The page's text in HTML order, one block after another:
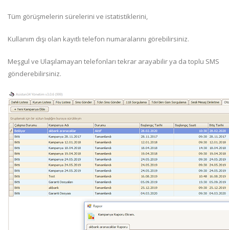
Tüm görüşmelerin sürelerini ve istatistiklerini,
Kullanım dışı olan kayıtlı telefon numaralarını görebilirsiniz.
Meşgul ve Ulaşılamayan telefonları tekrar arayabilir ya da toplu SMS
gönderebilirsiniz.